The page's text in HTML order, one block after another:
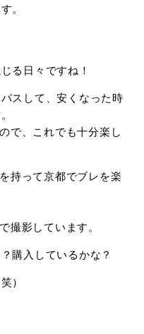
。
る日々ですね！
スして、安くなった時
で、これでも十分楽し
持って京都でブレを楽
影しています。
購入しているかな？
）